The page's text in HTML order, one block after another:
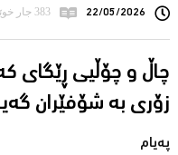
22/05/2026 383 جار خوێنراوەتەوە
چاڵ و چۆڵیی ڕێگای
زۆرى بە شۆفێران
پەیام